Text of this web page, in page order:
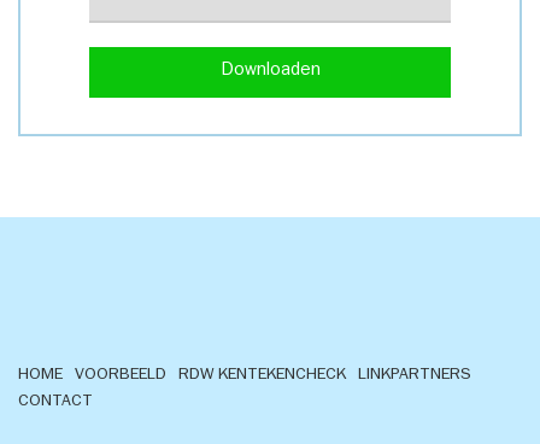
Downloaden
HOME VOORBEELD RDW KENTEKENCHECK
LINKPARTNERS
CONTACT